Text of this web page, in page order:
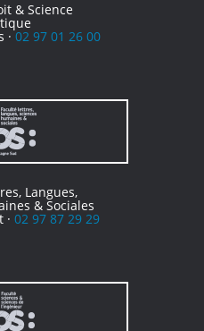
& Science
·02 97 01 26 00
Langues,
& Sociales
· 02 97 87 29 29